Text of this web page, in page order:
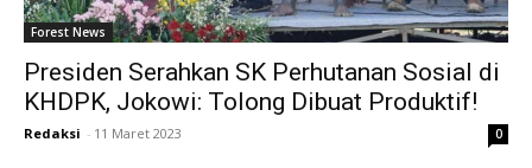
Forest News
Presiden Serahkan SK Perhutanan Sosial di
KHDPK, Jokowi: Tolong Dibuat Produktif!
Redaksi - 11 Maret 2023 0